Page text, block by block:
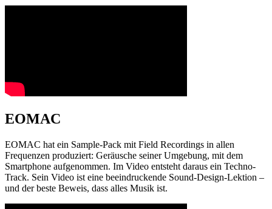
EOMAC
EOMAC hat ein Sample-Pack mit Field Recordings in allen
Frequenzen produziert: Geräusche seiner Umgebung, mit dem
Smartphone aufgenommen. Im Video entsteht daraus ein Techno-
Track. Sein Video ist eine beeindruckende Sound-Design-Lektion –
und der beste Beweis, dass alles Musik ist.